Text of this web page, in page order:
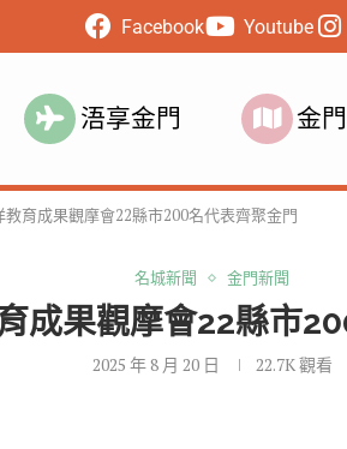
Facebook Youtube
浯享金門 金
教育成果觀摩會22縣市200名代表齊聚金門
名城新聞 金門新聞
成果觀摩會22縣市
2025 年 8 月 20 日 22.7K觀看